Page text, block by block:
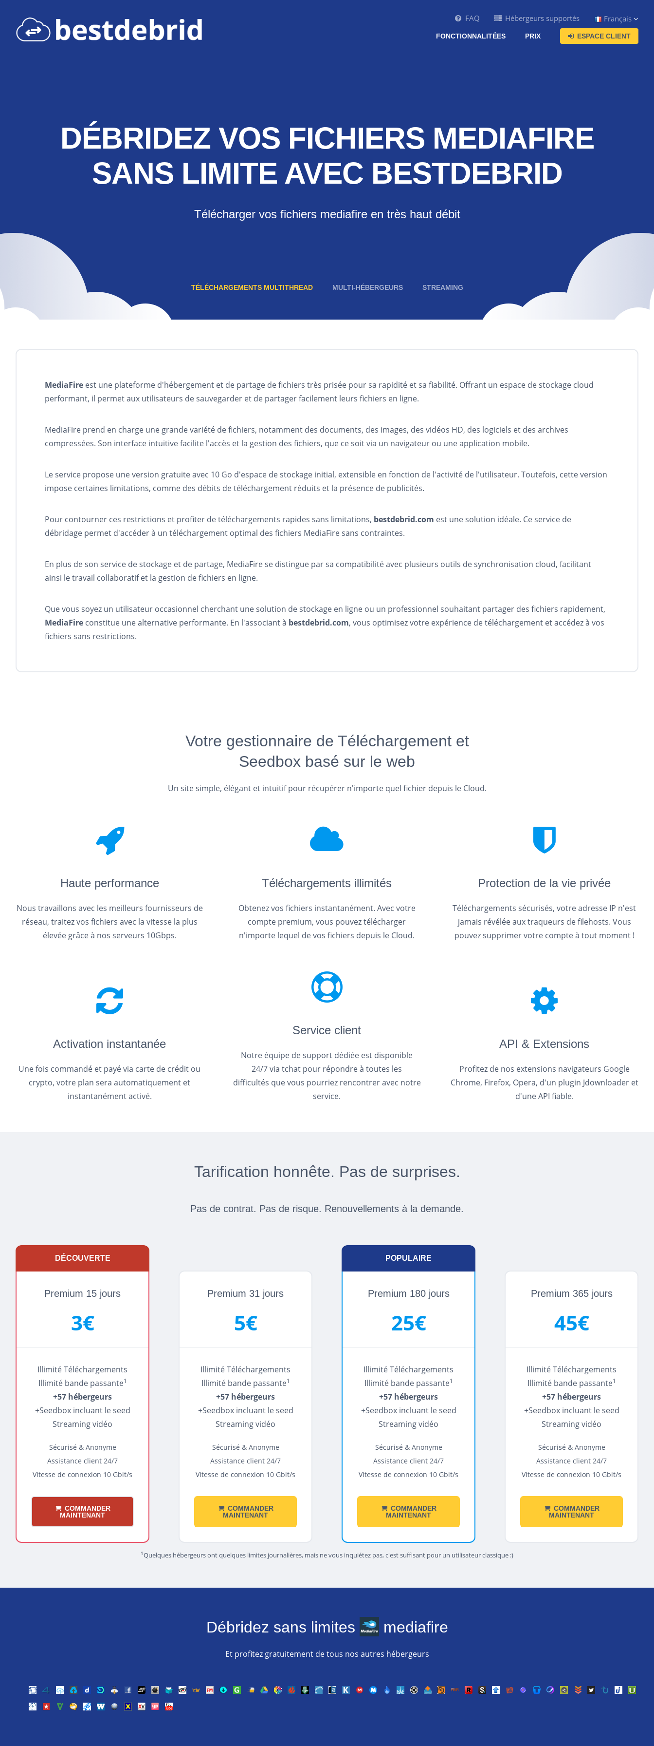
FONCTIONNALITÉES PRIX ESPACE CLIENT
FAQ Hébergeurs supportés Français
TÉLÉCHARGEMENTS MULTITHREAD MULTI-HÉBERGEURS STREAMING
DÉBRIDEZ VOS FICHIERS MEDIAFIRE
SANS LIMITE AVEC BESTDEBRID
Télécharger vos fichiers mediafire en très haut débit
MediaFire est une plateforme d'hébergement et de partage de fichiers très prisée pour sa rapidité et sa fiabilité. Offrant un espace de stockage cloud
performant, il permet aux utilisateurs de sauvegarder et de partager facilement leurs fichiers en ligne.
MediaFire prend en charge une grande variété de fichiers, notamment des documents, des images, des vidéos HD, des logiciels et des archives
compressées. Son interface intuitive facilite l'accès et la gestion des fichiers, que ce soit via un navigateur ou une application mobile.
Le service propose une version gratuite avec 10 Go d'espace de stockage initial, extensible en fonction de l'activité de l'utilisateur. Toutefois, cette version
impose certaines limitations, comme des débits de téléchargement réduits et la présence de publicités.
Pour contourner ces restrictions et profiter de téléchargements rapides sans limitations, bestdebrid.com est une solution idéale. Ce service de
débridage permet d'accéder à un téléchargement optimal des fichiers MediaFire sans contraintes.
En plus de son service de stockage et de partage, MediaFire se distingue par sa compatibilité avec plusieurs outils de synchronisation cloud, facilitant
ainsi le travail collaboratif et la gestion de fichiers en ligne.
Que vous soyez un utilisateur occasionnel cherchant une solution de stockage en ligne ou un professionnel souhaitant partager des fichiers rapidement,
MediaFire constitue une alternative performante. En l'associant à bestdebrid.com, vous optimisez votre expérience de téléchargement et accédez à vos
fichiers sans restrictions.
Votre gestionnaire de Téléchargement et
Seedbox basé sur le web
Un site simple, élégant et intuitif pour récupérer n'importe quel fichier depuis le Cloud.
Haute performance
Nous travaillons avec les meilleurs fournisseurs de
réseau, traitez vos fichiers avec la vitesse la plus
élevée grâce à nos serveurs 10Gbps.
Téléchargements illimités
Obtenez vos fichiers instantanément. Avec votre
compte premium, vous pouvez télécharger
n'importe lequel de vos fichiers depuis le Cloud.
Protection de la vie privée
Téléchargements sécurisés, votre adresse IP n'est
jamais révélée aux traqueurs de filehosts. Vous
pouvez supprimer votre compte à tout moment !
Activation instantanée
Une fois commandé et payé via carte de crédit ou
crypto, votre plan sera automatiquement et
instantanément activé.
Service client
Notre équipe de support dédiée est disponible
24/7 via tchat pour répondre à toutes les
difficultés que vous pourriez rencontrer avec notre
service.
API & Extensions
Profitez de nos extensions navigateurs Google
Chrome, Firefox, Opera, d'un plugin Jdownloader et
d'une API fiable.
Tarification honnête. Pas de surprises.
Pas de contrat. Pas de risque. Renouvellements à la demande.
DÉCOUVERTE
Premium 15 jours
3€
Illimité Téléchargements
Illimité bande passante1
+57 hébergeurs
+Seedbox incluant le seed
Streaming vidéo
Sécurisé & Anonyme
Assistance client 24/7
Vitesse de connexion 10 Gbit/s
COMMANDER
MAINTENANT
Premium 31 jours
5€
Illimité Téléchargements
Illimité bande passante1
+57 hébergeurs
+Seedbox incluant le seed
Streaming vidéo
Sécurisé & Anonyme
Assistance client 24/7
Vitesse de connexion 10 Gbit/s
COMMANDER
MAINTENANT
POPULAIRE
Premium 180 jours
25€
Illimité Téléchargements
Illimité bande passante1
+57 hébergeurs
+Seedbox incluant le seed
Streaming vidéo
Sécurisé & Anonyme
Assistance client 24/7
Vitesse de connexion 10 Gbit/s
COMMANDER
MAINTENANT
Premium 365 jours
45€
Illimité Téléchargements
Illimité bande passante1
+57 hébergeurs
+Seedbox incluant le seed
Streaming vidéo
Sécurisé & Anonyme
Assistance client 24/7
Vitesse de connexion 10 Gbit/s
COMMANDER
MAINTENANT
1Quelques hébergeurs ont quelques limites journalières, mais ne vous inquiétez pas, c'est suffisant pour un utilisateur classique :)
Débridez sans limites mediafire
Et profitez gratuitement de tous nos autres hébergeurs